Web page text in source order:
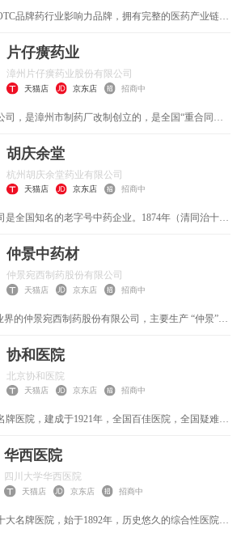
品牌药行业影响力品牌，拥有完整的医药产业链与
胶囊/酸格拉斯琼/多西紫杉醇等知名产品。
片仔癀药业
漳州片仔癀药业股份有限公司
天猫店 京东店 招商中
，是漳州市制药厂改制创立的，是全国“重合同、
入选福建省工业主要行业竞争力十强、工业300强、
胡庆余堂
杭州胡庆余堂药业有限公司
天猫店 京东店 招商中
是全国知名的老字号中药企业。1874年（清同治十三
民和济药局”局方、传统方、名医验方、秘方为基
、露、油、酒、片剂、胶囊、颗粒剂等剂型数百个
的传统中药企业之一，享有“江南药王”盛誉。1999年
业有限公司。
仲景中药材
仲景宛西制药股份有限公司
天猫店 京东店 招商中
的仲景宛西制药股份有限公司，主要生产 “仲景”牌
科、儿科及老年人用药。
协和医院
北京协和医院
天猫店 京东店 招商中
牌医院，建成于1921年，全国百佳医院，全国疑难重
甲等综合医院。
华西医院
四川大学华西医院
天猫店 京东店 招商中
名牌医院，始于1892年，历史悠久的综合性医院，